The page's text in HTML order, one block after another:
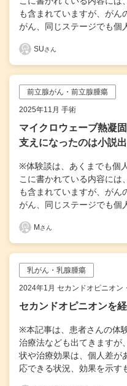
も含まれていますが、がん
がん、同じステージでも個
SUさん
前立腺がん・前立腺腫瘍
2025年11月 手術
マイクロウェーブ熱凝
支えになったのは小説
※体験談は、あくまでも個
こに書かれている内容には
も含まれていますが、がん
がん、同じステージでも個
M さん
乳がん・乳腺腫瘍
2024年1月 セカンドオピニオン
セカンドオピニオンを
※本記事は、患者さんの体
治療法なども出てきますが
状や治療効果は、個人差が
応できる状況、効果を示す